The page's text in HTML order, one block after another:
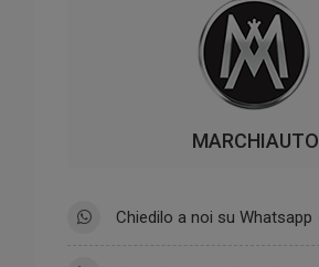
MARCHIAUTO
Chiedilo a noi su Whatsapp